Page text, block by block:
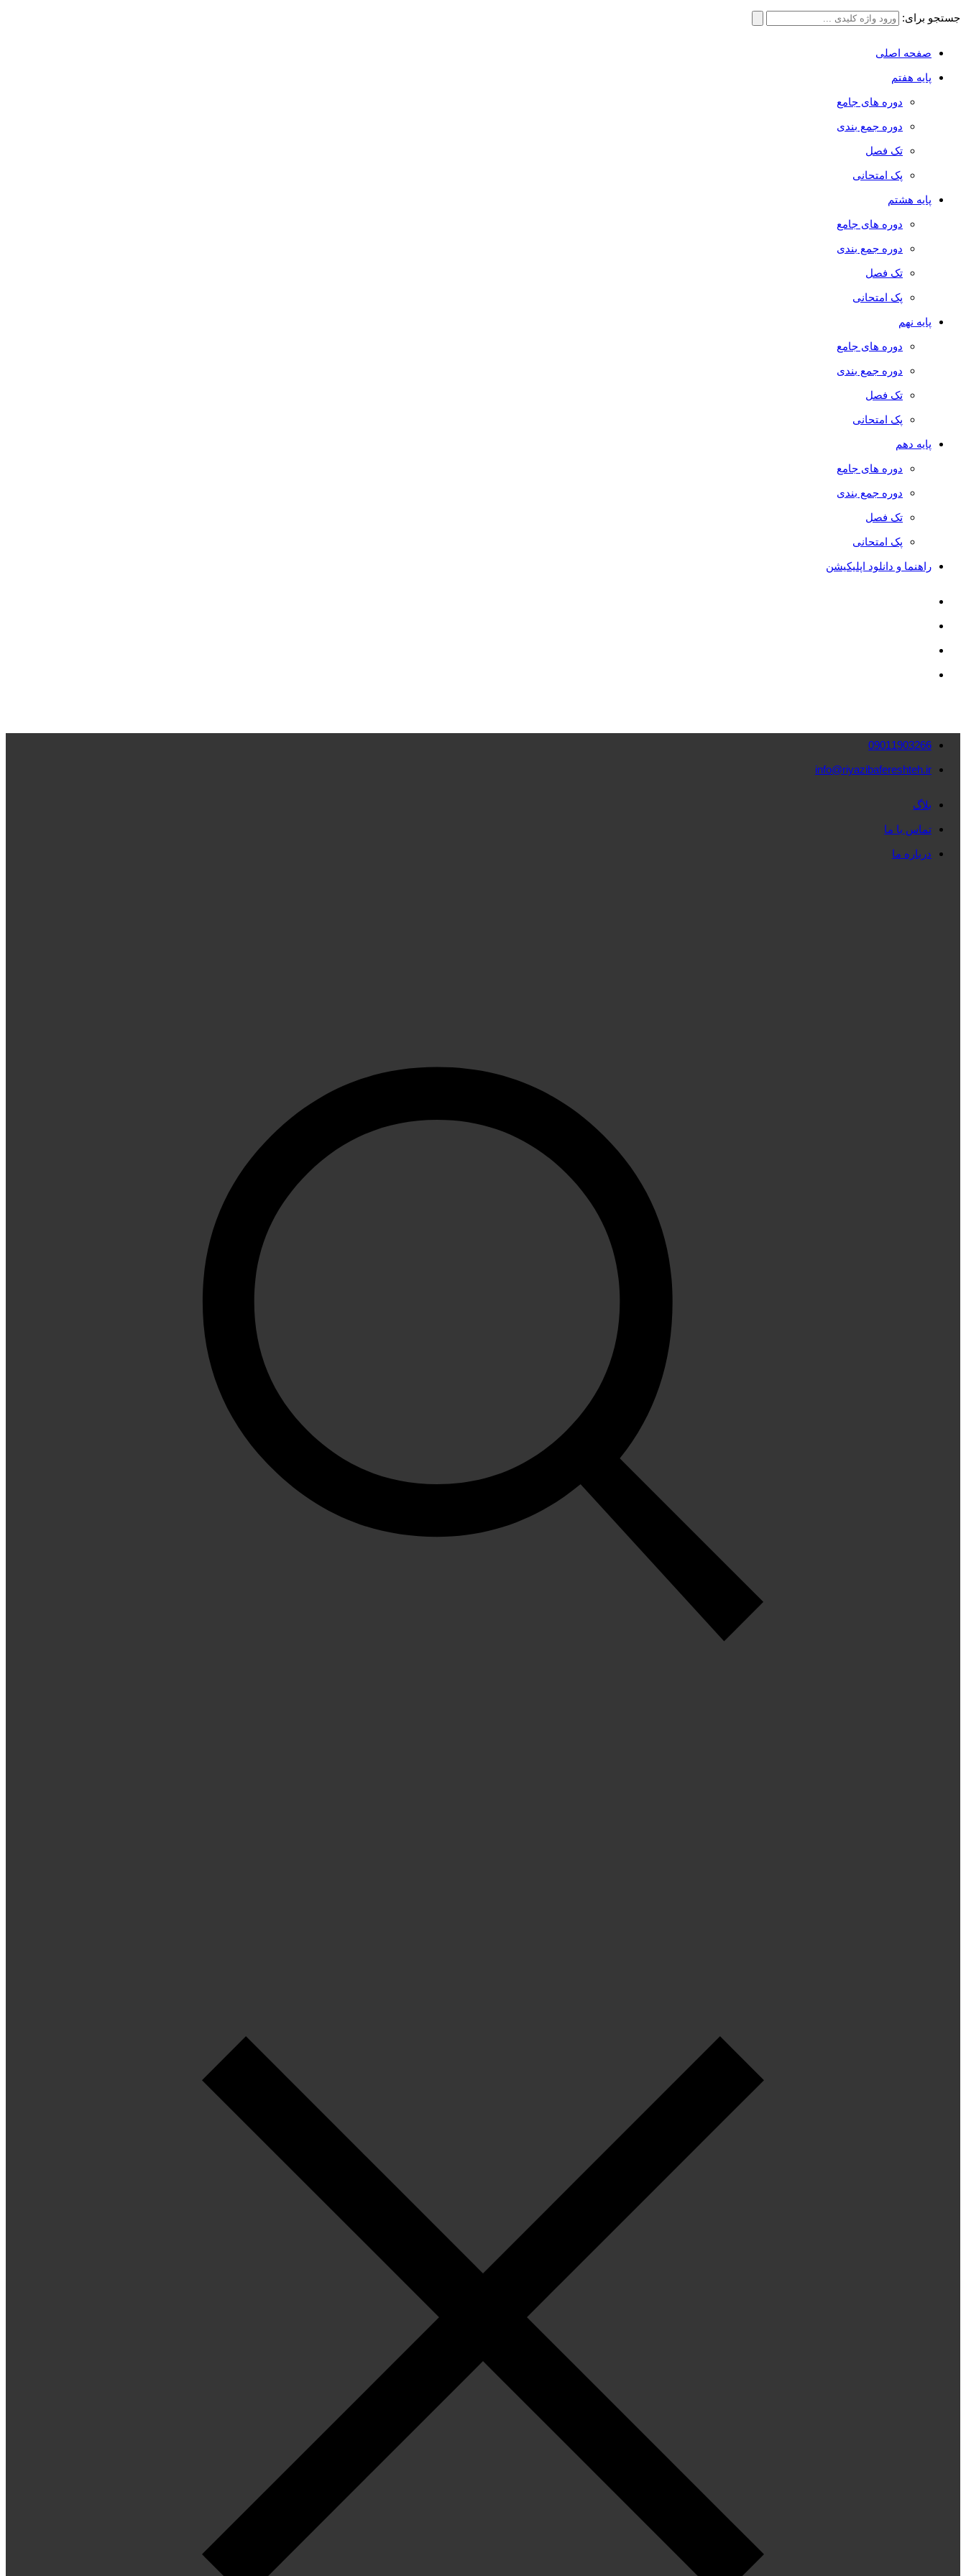
جستجو برای:
صفحه اصلی
پایه هفتم
دوره های جامع
دوره جمع بندی
تک فصل
پک امتحانی
پایه هشتم
دوره های جامع
دوره جمع بندی
تک فصل
پک امتحانی
پایه نهم
دوره های جامع
دوره جمع بندی
تک فصل
پک امتحانی
پایه دهم
دوره های جامع
دوره جمع بندی
تک فصل
پک امتحانی
راهنما و دانلود اپلیکیشن
09011903266
info@riyazibafereshteh.ir
بلاگ
تماس با ما
درباره ما